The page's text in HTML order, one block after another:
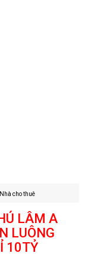
cho thuê
LÂM A
LUÔNG
10TỶ